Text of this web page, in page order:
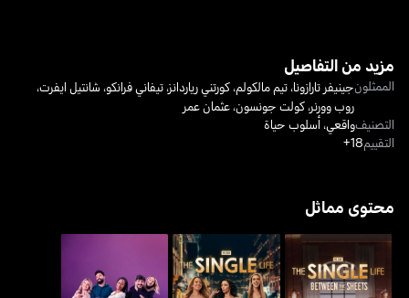
مزيد من التفاصيل
الممثلونجينيفر تارازونا،تيم مالكولم،كورتني رياردانز،تيفاني فرانكو، شانتيل ايفرت،
روب وورنر،كولت جونسون،عثمان عمر
التصنيفواقعي، أسلوب حياة
التقييم18+
محتوى مماثل